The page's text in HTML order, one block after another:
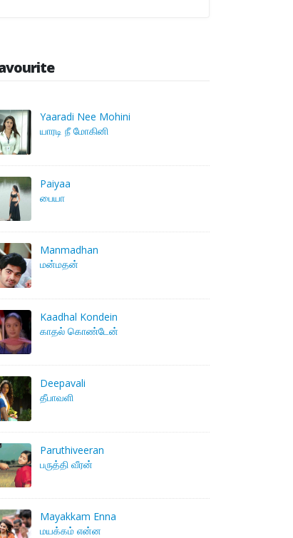
Yaaradi Nee Mohini
யாரடி நீ மோகினி
Paiyaa
பையா
Manmadhan
மன்மதன்
Kaadhal Kondein
காதல் கொண்டேன்
Deepavali
தீபாவளி
Paruthiveeran
பருத்தி வீரன்
Mayakkam Enna
மயக்கம் என்ன